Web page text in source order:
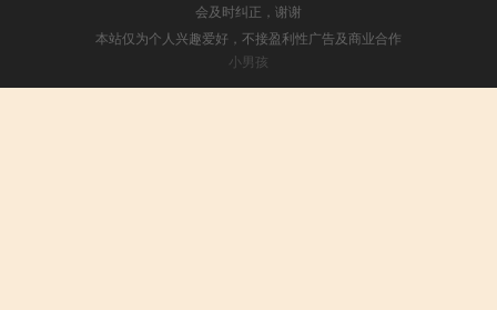
会及时纠正，谢谢
本站仅为个人兴趣爱好，不接盈利性广告及商业合作
小男孩